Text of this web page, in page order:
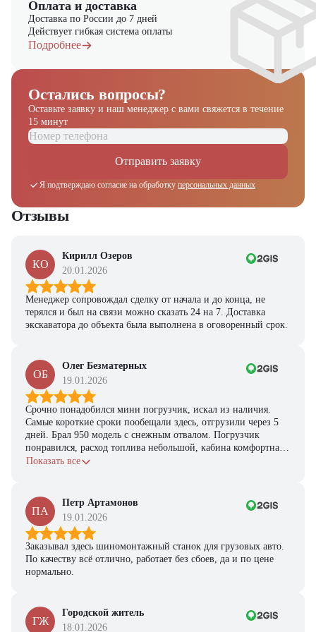
7 в "ЦТО"!
Оплата и доставка
Доставка по России до 7 дней
Действует гибкая система оплаты
Подробнее
Остались вопросы?
Оставьте заявку и наш менеджер с вами свяжется в течение
15 минут
Отправить заявку
Я подтверждаю согласие на обработку персональных данных
Отзывы
КО
Кирилл Озеров
20.01.2026
Менеджер сопровождал сделку от начала и до конца, не
терялся и был на связи можно сказать 24 на 7. Доставка
экскаватора до объекта была выполнена в оговоренный срок.
ОБ
Олег Безматерных
19.01.2026
Срочно понадобился мини погрузчик, искал из наличия.
Самые короткие сроки пообещали здесь, отгрузили через 5
дней. Брал 950 модель с снежным отвалом. Погрузчик
понравился, расход топлива небольшой, кабина комфортная,
с задачами справляется.
Показать все
ПА
Петр Артамонов
19.01.2026
Заказывал здесь шиномонтажный станок для грузовых авто.
По качеству всё отлично, работает без сбоев, да и по цене
нормально.
ГЖ
Городской житель
18.01.2026